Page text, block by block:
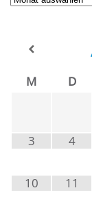
M D
3 4
10 11